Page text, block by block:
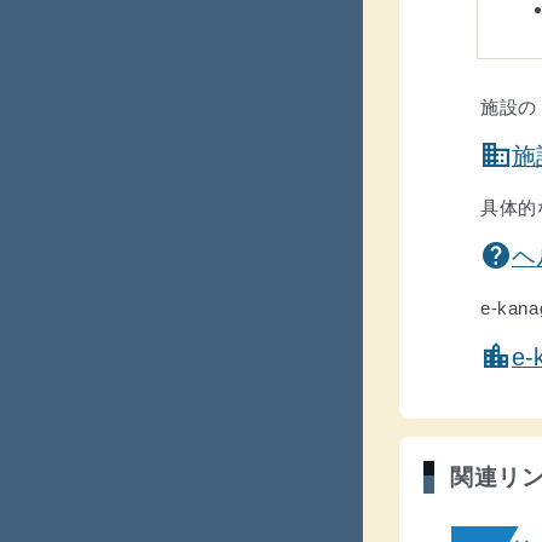
施設の
domain施
具体的
helpヘ
e-
location_citye-
関連リ